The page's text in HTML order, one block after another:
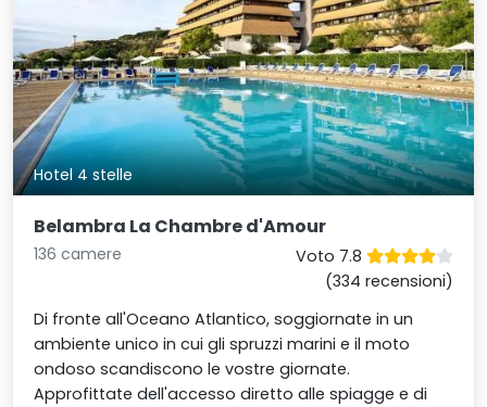
Hotel 4 stelle
Belambra La Chambre d'Amour
136 camere
Voto 7.8
(334 recensioni)
Di fronte all'Oceano Atlantico, soggiornate in un
ambiente unico in cui gli spruzzi marini e il moto
ondoso scandiscono le vostre giornate.
Approfittate dell'accesso diretto alle spiagge e di